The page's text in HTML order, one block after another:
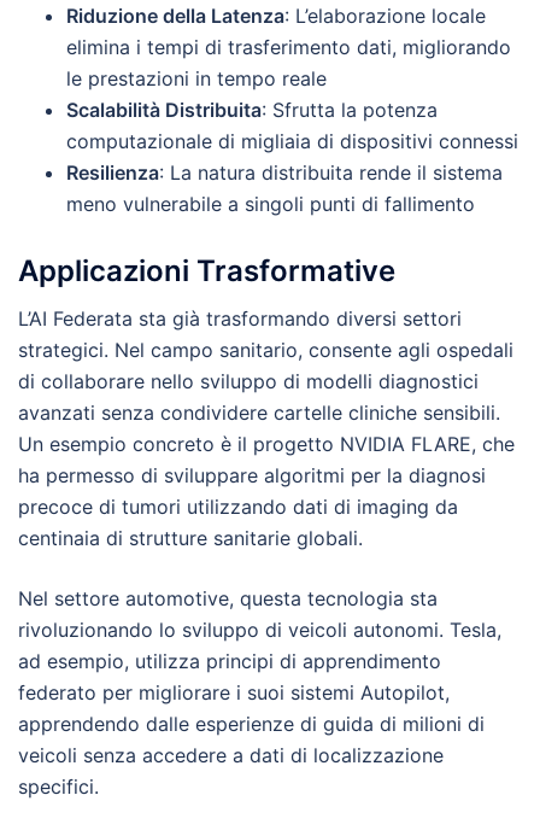
Riduzione della Latenza: L’elaborazione locale
elimina i tempi di trasferimento dati, migliorando
le prestazioni in tempo reale
Scalabilità Distribuita: Sfrutta la potenza
computazionale di migliaia di dispositivi connessi
Resilienza: La natura distribuita rende il sistema
meno vulnerabile a singoli punti di fallimento
Applicazioni Trasformative
L’AI Federata sta già trasformando diversi settori
strategici. Nel campo sanitario, consente agli ospedali
di collaborare nello sviluppo di modelli diagnostici
avanzati senza condividere cartelle cliniche sensibili.
Un esempio concreto è il progetto NVIDIA FLARE, che
ha permesso di sviluppare algoritmi per la diagnosi
precoce di tumori utilizzando dati di imaging da
centinaia di strutture sanitarie globali.
Nel settore automotive, questa tecnologia sta
rivoluzionando lo sviluppo di veicoli autonomi. Tesla,
ad esempio, utilizza principi di apprendimento
federato per migliorare i suoi sistemi Autopilot,
apprendendo dalle esperienze di guida di milioni di
veicoli senza accedere a dati di localizzazione
specifici.